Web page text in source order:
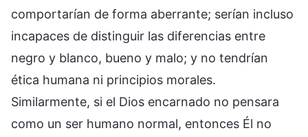
comportarían de forma aberrante; serían incluso
incapaces de distinguir las diferencias entre
negro y blanco, bueno y malo; y no tendrían
ética humana ni principios morales.
Similarmente, si el Dios encarnado no pensara
como un ser humano normal, entonces Él no